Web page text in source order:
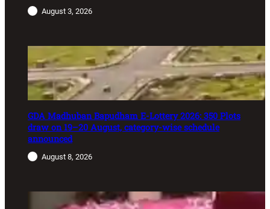
August 3, 2026
GDA Madhuban Bapudham E-Lottery 2026: 350 Plots
draw on 19–20 August, category-wise schedule
announced
August 8, 2026